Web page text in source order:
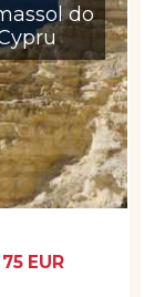
do
EUR